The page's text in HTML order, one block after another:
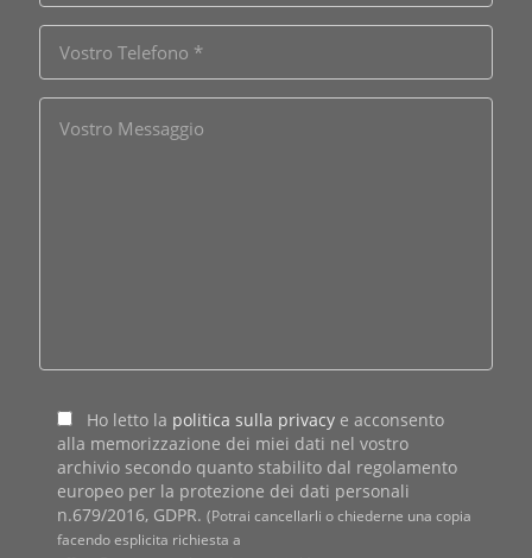
Ho letto la politica sulla privacy e acconsento
alla memorizzazione dei miei dati nel vostro
archivio secondo quanto stabilito dal regolamento
europeo per la protezione dei dati personali
n.679/2016, GDPR. (Potrai cancellarli o chiederne una copia
facendo esplicita richiesta a